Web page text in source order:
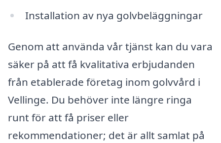
Installation av nya golvbeläggningar
Genom att använda vår tjänst kan du vara
säker på att få kvalitativa erbjudanden
från etablerade företag inom golvvård i
Vellinge. Du behöver inte längre ringa
runt för att få priser eller
rekommendationer; det är allt samlat på